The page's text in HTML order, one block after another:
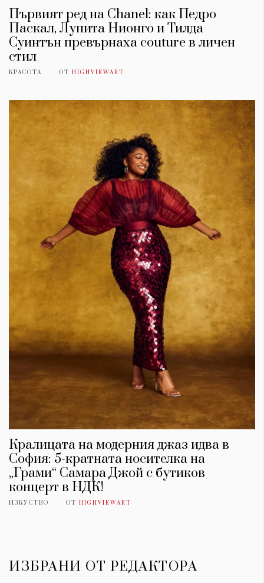
Първият ред на Chanel: как Педро
Паскал, Лупита Нионго и Тилда
Суинтън превърнаха couture в личен
стил
КРАСОТА ОТ HIGHVIEWART
Кралицата на модерния джаз идва в
София: 5-кратната носителка на
„Грами“ Самара Джой с бутиков
концерт в НДК!
ИЗКУСТВО ОТ HIGHVIEWART
ИЗБРАНИ ОТ РЕДАКТОРА